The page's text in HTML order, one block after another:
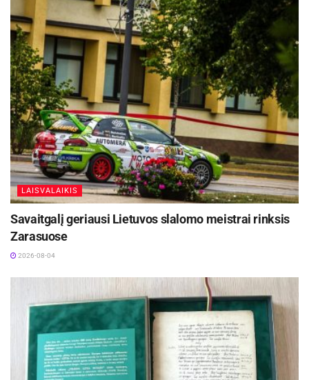
LAISVALAIKIS
Savaitgalį geriausi Lietuvos slalomo meistrai rinksis
Zarasuose
2026-08-04